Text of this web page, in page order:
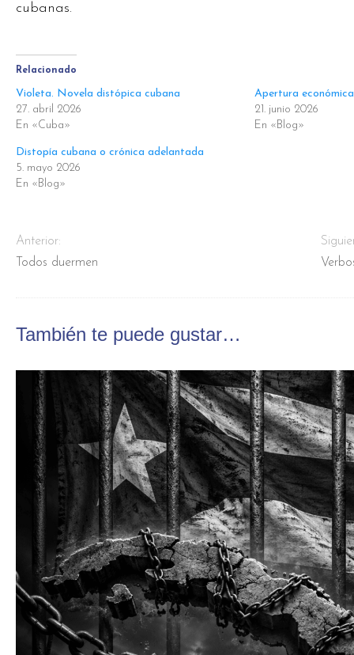
cubanas.
Relacionado
Violeta. Novela distópica cubana
27. abril 2026
En «Cuba»
Apertura
21. junio 2026
En «Blog»
Distopía cubana o crónica adelantada
5. mayo 2026
En «Blog»
Anterior:
Todos duermen
También te puede gustar…